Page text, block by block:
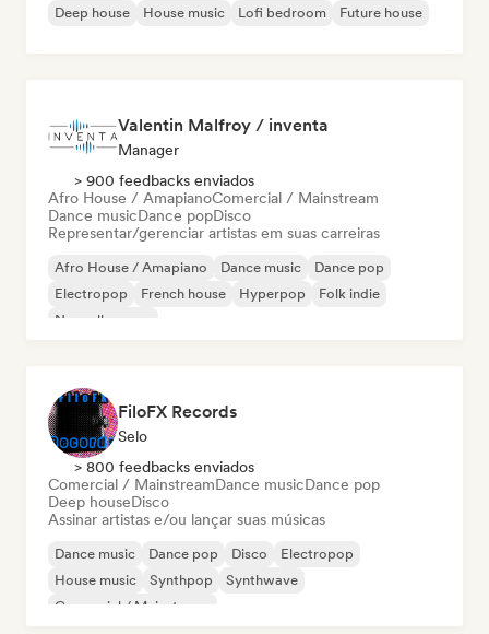
Deep house
House music Lofi bedroom Future house
Valentin Malfroy / inventa
Manager
> 900 feedbacks enviados
Afro House / AmapianoComercial / Mainstream
Dance musicDance popDisco
Representar/gerenciar artistas em suas carreiras
Afro House / Amapiano Dance music
Dance pop
Electropop
French house Hyperpop
Folk indie
Nouvelle scene
FiloFX Records
Selo
> 800 feedbacks enviados
Comercial / MainstreamDance musicDance pop
Deep houseDisco
Assinar artistas e/ou lançar suas músicas
Dance music Dance pop Disco
Electropop
House music
Synthpop
Synthwave
Comercial / Mainstream